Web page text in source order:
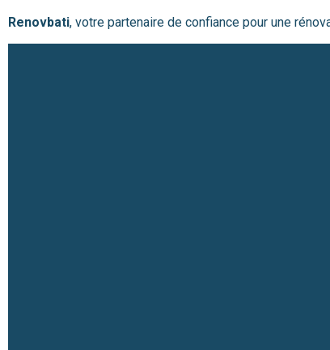
Renovbati, votre partenaire de confiance pour une